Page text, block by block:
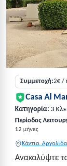
Συμμετοχή:2€ /
Casa Al
Κατηγορία: 3
Περίοδος
12 μήνες
Κάντια,
Ανακαλύψτε